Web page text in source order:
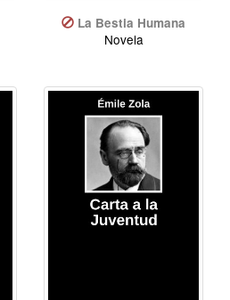
La Bestia Humana
Novela